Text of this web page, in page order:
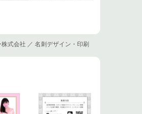
株式会社 ／ 名刺デザイン・印刷